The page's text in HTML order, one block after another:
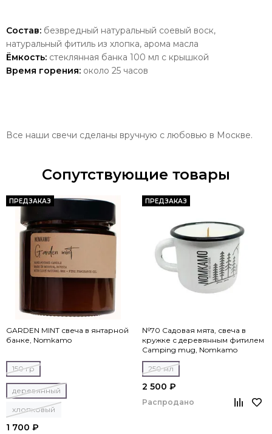
Состав: безвредный натуральный соевый воск,
натуральный фитиль из хлопка, арома масла
Ёмкость: стеклянная банка 100 мл с крышкой
Время горения: около 25 часов
Все наши свечи сделаны вручную с любовью в Москве.
Сопутствующие товары
ПРЕДЗАКАЗ
GARDEN MINT свеча в янтарной
банке, Nomkamo
150 гр
деревянный
хлопковый
1 700 ₽
ПРЕДЗАКАЗ
№70 Садовая мята, свеча в
кружке с деревянным фитилем
Camping mug, Nomkamo
250 мл
2 500 ₽
Распродано